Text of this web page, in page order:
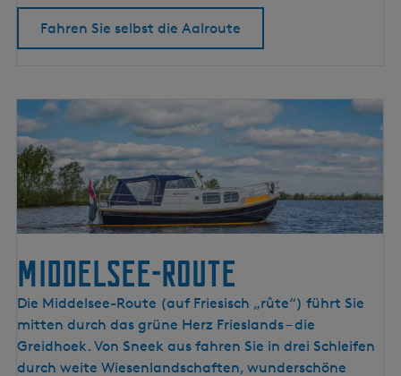
n
t
l
a
n
g
d
G
s
c
Fahren Sie selbst die Aalroute
Middelsee-Route
M
i
d
d
Die Middelsee-Route (auf Friesisch „rûte“) führt Sie
mitten durch das grüne Herz Frieslands – die
Greidhoek. Von Sneek aus fahren Sie in drei Schleifen
durch weite Wiesenlandschaften, wunderschöne